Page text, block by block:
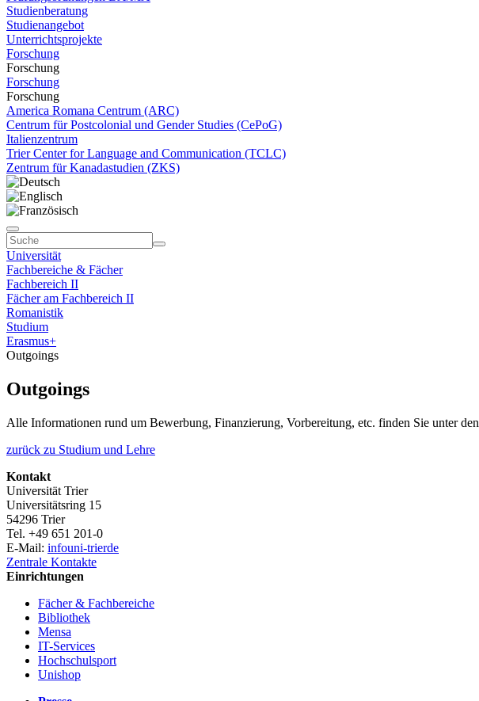
Studienberatung
Studienangebot
Unterrichtsprojekte
Forschung
Forschung
Forschung
Forschung
America Romana Centrum (ARC)
Centrum für Postcolonial und Gender Studies (CePoG)
Italienzentrum
Trier Center for Language and Communication (TCLC)
Zentrum für Kanadastudien (ZKS)
Universität
Fachbereiche & Fächer
Fachbereich II
Fächer am Fachbereich II
Romanistik
Studium
Erasmus+
Outgoings
Outgoings
Alle Informationen rund um Bewerbung, Finanzierung, Vorbereitung, etc. finden Sie unter den
zurück zu Studium und Lehre
Kontakt
Universität Trier
Universitätsring 15
54296 Trier
Tel. +49 651 201-0
E-Mail: infouni-trierde
Zentrale Kontakte
Einrichtungen
Fächer & Fachbereiche
Bibliothek
Mensa
IT-Services
Hochschulsport
Unishop